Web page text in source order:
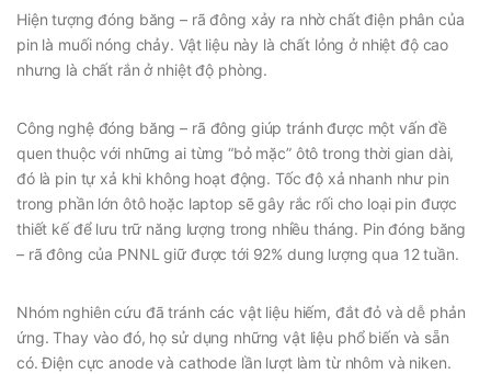
Hiện tượng đóng băng – rã đông xảy ra nhờ chất điện phân của
pin là muối nóng chảy. Vật liệu này là chất lỏng ở nhiệt độ cao
nhưng là chất rắn ở nhiệt độ phòng.
Công nghệ đóng băng – rã đông giúp tránh được một vấn đề
quen thuộc với những ai từng “bỏ mặc” ôtô trong thời gian dài,
đó là pin tự xả khi không hoạt động. Tốc độ xả nhanh như pin
trong phần lớn ôtô hoặc laptop sẽ gây rắc rối cho loại pin được
thiết kế để lưu trữ năng lượng trong nhiều tháng. Pin đóng băng
– rã đông của PNNL giữ được tới 92% dung lượng qua 12 tuần.
Nhóm nghiên cứu đã tránh các vật liệu hiếm, đắt đỏ và dễ phản
ứng. Thay vào đó, họ sử dụng những vật liệu phổ biến và sẵn
có. Điện cực anode và cathode lần lượt làm từ nhôm và niken.